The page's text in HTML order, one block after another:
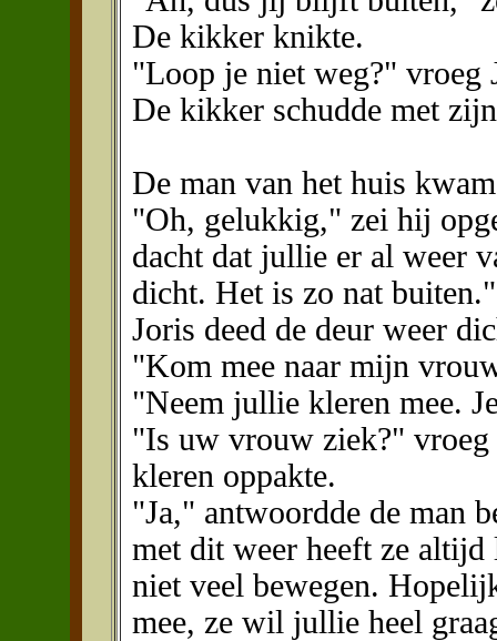
De kikker knikte.
"Loop je niet weg?" vroeg
De kikker schudde met
De man van het huis
"Oh, gelukkig," zei hij
dacht dat jullie er al weer
dicht. Het is zo nat buiten."
Joris deed de deur weer
"Kom mee naar mijn
"Neem jullie kleren mee.
"Is uw vrouw ziek?"
kleren oppakte.
"Ja," antwoordde de man
met dit weer heeft ze altijd
niet veel bewegen.
mee, ze wil jullie heel